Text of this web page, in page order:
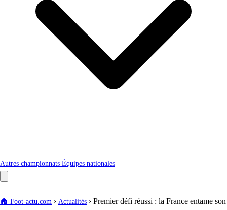
Autres championnats Équipes nationales
🏠 Foot-actu.com › Actualités › Premier défi réussi : la France entame son